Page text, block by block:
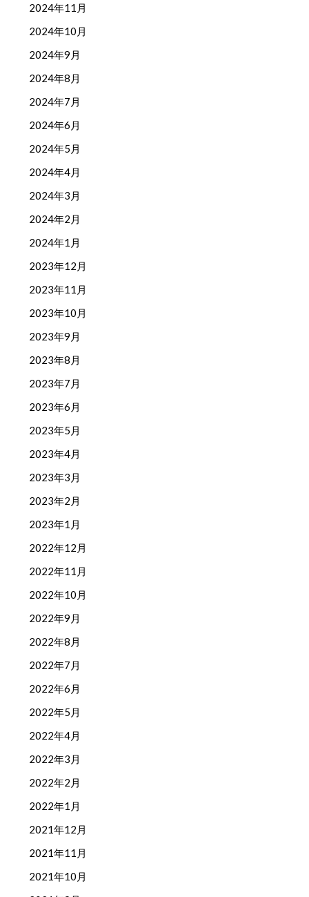
2024年11月
2024年10月
2024年9月
2024年8月
2024年7月
2024年6月
2024年5月
2024年4月
2024年3月
2024年2月
2024年1月
2023年12月
2023年11月
2023年10月
2023年9月
2023年8月
2023年7月
2023年6月
2023年5月
2023年4月
2023年3月
2023年2月
2023年1月
2022年12月
2022年11月
2022年10月
2022年9月
2022年8月
2022年7月
2022年6月
2022年5月
2022年4月
2022年3月
2022年2月
2022年1月
2021年12月
2021年11月
2021年10月